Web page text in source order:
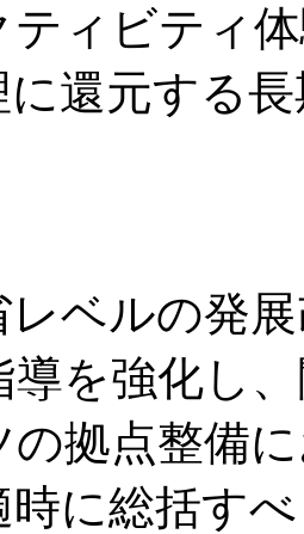
ティビティ
に還元する
レベルの発
導を強化し
の拠点整備
時に総括す